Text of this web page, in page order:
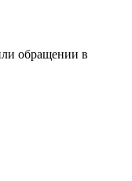
обращении в